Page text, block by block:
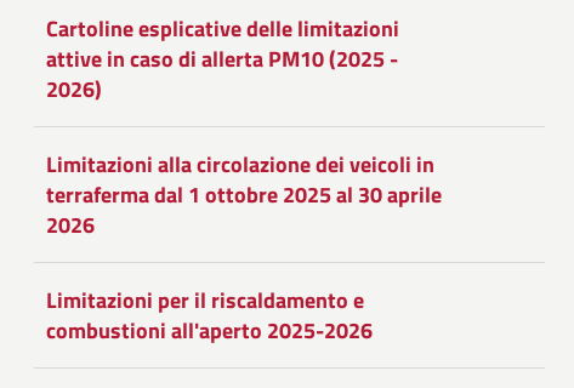
Facebook
Condividi
Twitter
Condividi
su
Google
Plus
Cartoline esplicative delle limitazioni
attive in caso di allerta PM10 (2025 -
2026)
Limitazioni alla circolazione dei veicoli in
terraferma dal 1 ottobre 2025 al 30 aprile
2026
Limitazioni per il riscaldamento e
combustioni all'aperto 2025-2026